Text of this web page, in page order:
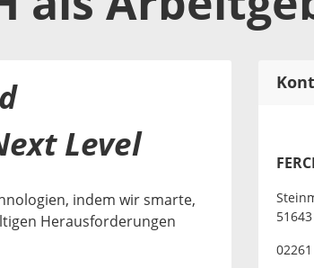
Level
indem wir smarte,
Herausforderungen